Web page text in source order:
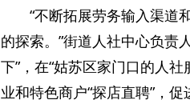
“不断拓展劳务输入渠道
的探索。”街道人社中心负责
下”，在“姑苏区家门口的人
业和特色商户“探店直聘”，